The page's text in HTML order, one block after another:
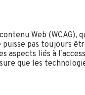
Web
pas toujours
liés à
que les